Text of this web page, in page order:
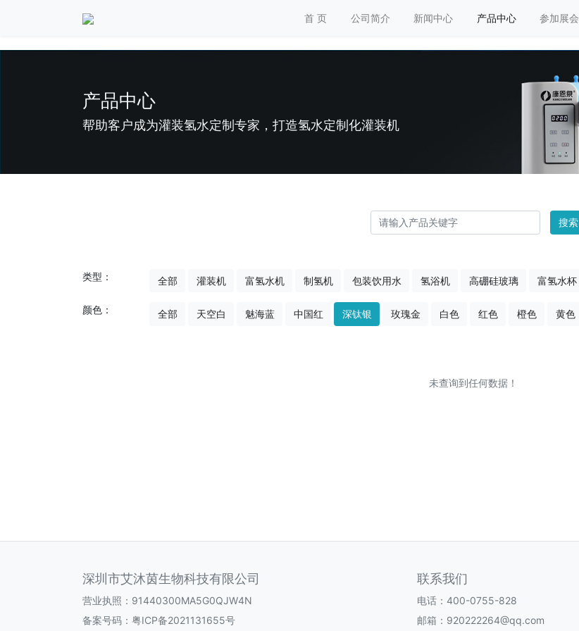
首 页 公司简介 新闻中心 产品中心 参加展会
产品中心
帮助客户成为灌装氢水定制专家，打造氢水定制化灌装机
搜索
类型： 全部 灌装机 富氢水机 制氢机 包装饮用水 氢浴机 高硼硅玻璃 富氢水杯
颜色： 全部 天空白 魅海蓝 中国红 深钛银 玫瑰金 白色 红色 橙色 黄色
未查询到任何数据！
深圳市艾沐茵生物科技有限公司
营业执照：91440300MA5G0QJW4N
备案号码： 粤ICP备2021131655号
联系我们
电话：400-0755-828
邮箱：920222264@qq.com